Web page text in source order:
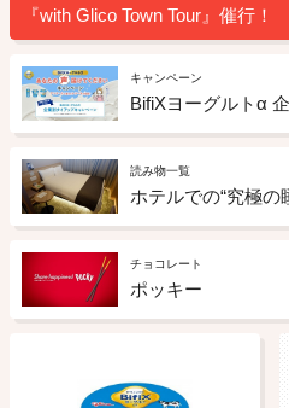
『with Glico Town Tour』催行！
キャンペーン
読み物一覧
チョコレート
ポッキー